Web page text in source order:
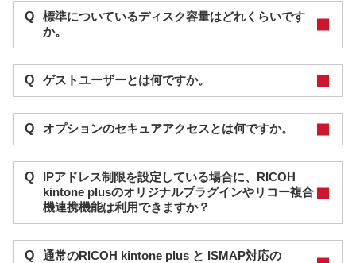
Q
標準についているディスク容量はどれくらいです
か。
Q ゲストユーザーとは何ですか。
Q オプションのセキュアアクセスとは何ですか。
Q
IPアドレス制限を設定している場合に、RICOH
kintone plusのオリジナルプラグインやリコー複合
機連携機能は利用できますか？
Q
通常のRICOH kintone plus と ISMAP対応の